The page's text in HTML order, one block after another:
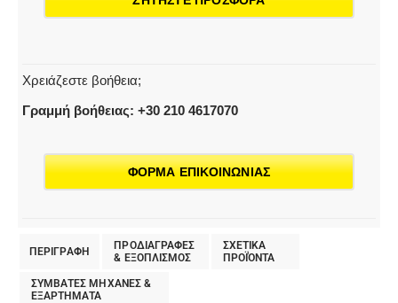
Χρειάζεστε βοήθεια;
Γραμμή βοήθειας: +30 210 4617070
ΦΟΡΜΑ ΕΠΙΚΟΙΝΩΝΙΑΣ
ΠΕΡΙΓΡΑΦΗ
ΠΡΟΔΙΑΓΡΑΦΕΣ
& EΞΟΠΛΙΣΜΟΣ
ΣΧΕΤΙΚΑ
ΠΡΟΪΌΝΤΑ
ΣΥΜΒΑΤΕΣ ΜΗΧΑΝΕΣ &
ΕΞΑΡΤΗΜΑΤΑ